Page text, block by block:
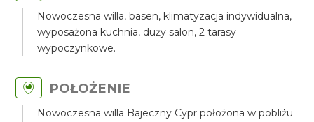
Nowoczesna willa, basen, klimatyzacja indywidualna,
wyposażona kuchnia, duży salon, 2 tarasy
wypoczynkowe.
POŁOŻENIE
Nowoczesna willa Bajeczny Cypr położona w pobliżu